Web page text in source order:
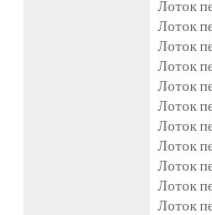
Лоток
Лоток
Лоток
Лоток
Лоток
Лоток
Лоток
Лоток
Лоток
Лоток
Лоток